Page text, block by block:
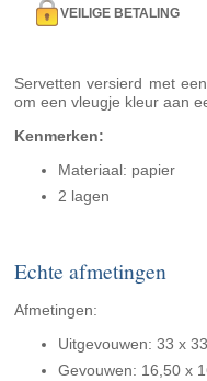
VEILIGE BETALING
Servetten versierd met
om een vleugje kleur aan
Kenmerken:
Materiaal: papier
2 lagen
Echte afmetingen
Afmetingen:
Uitgevouwen: 33 x
Gevouwen: 16,50 x